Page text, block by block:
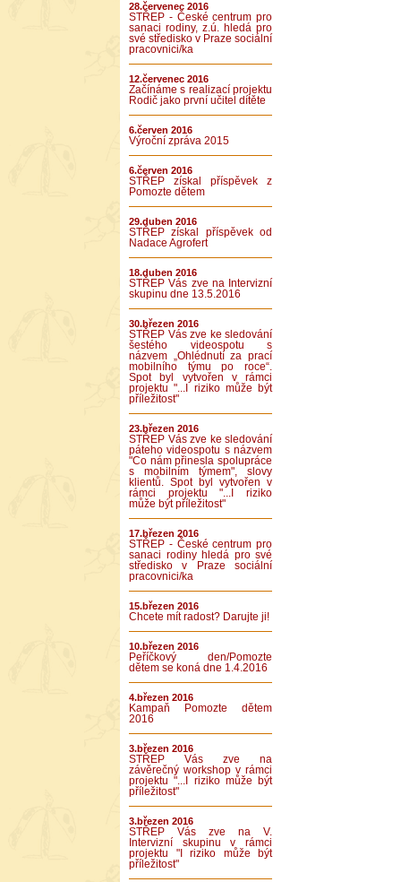
28.červenec 2016
STŘEP - České centrum pro
sanaci rodiny, z.ú. hledá pro
své středisko v Praze sociální
pracovnici/ka
12.červenec 2016
Začínáme s realizací projektu
Rodič jako první učitel dítěte
6.červen 2016
Výroční zpráva 2015
6.červen 2016
STŘEP získal příspěvek z
Pomozte dětem
29.duben 2016
STŘEP získal příspěvek od
Nadace Agrofert
18.duben 2016
STŘEP Vás zve na Intervizní
skupinu dne 13.5.2016
30.březen 2016
STŘEP Vás zve ke sledování
šestého videospotu s
názvem „Ohlédnutí za prací
mobilního týmu po roce“.
Spot byl vytvořen v rámci
projektu "...I riziko může být
příležitost"
23.březen 2016
STŘEP Vás zve ke sledování
páteho videospotu s názvem
"Co nám přinesla spolupráce
s mobilním týmem", slovy
klientů. Spot byl vytvořen v
rámci projektu "...I riziko
může být příležitost"
17.březen 2016
STŘEP - České centrum pro
sanaci rodiny hledá pro své
středisko v Praze sociální
pracovnici/ka
15.březen 2016
Chcete mít radost? Darujte ji!
10.březen 2016
Peříčkový den/Pomozte
dětem se koná dne 1.4.2016
4.březen 2016
Kampaň Pomozte dětem
2016
3.březen 2016
STŘEP Vás zve na
závěrečný workshop v rámci
projektu "...I riziko může být
příležitost"
3.březen 2016
STŘEP Vás zve na V.
Intervizní skupinu v rámci
projektu "I riziko může být
příležitost"